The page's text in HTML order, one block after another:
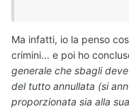
Ma infatti, io la penso
crimini... e poi ho
generale che sbagli
del tutto annullata (si
proporzionata sia alla